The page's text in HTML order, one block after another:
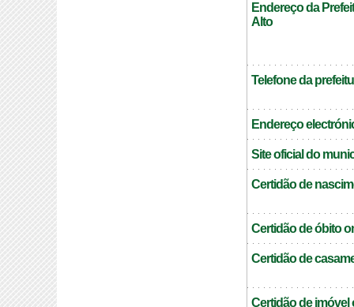
Endereço da
Alto
Telefone da
Endereço
Site oficial do
Certidão de
Certidão de óbito
Certidão de
Certidão de imóvel